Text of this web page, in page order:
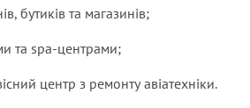
бутиків та магазинів;
та spa-центрами;
центр з ремонту авіатехніки.